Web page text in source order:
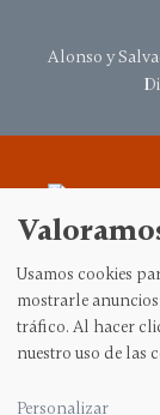
Alonso y
Usamos cookies
mostrarle
tráfico. Al hacer
nuestro uso de las
Personalizar